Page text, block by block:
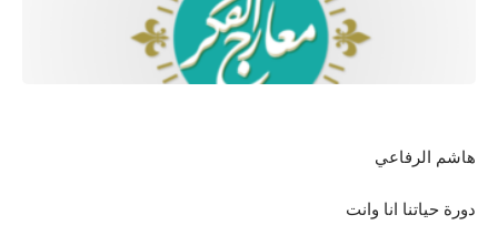
هاشم الرفاعي
دورة حياتنا انا وانت